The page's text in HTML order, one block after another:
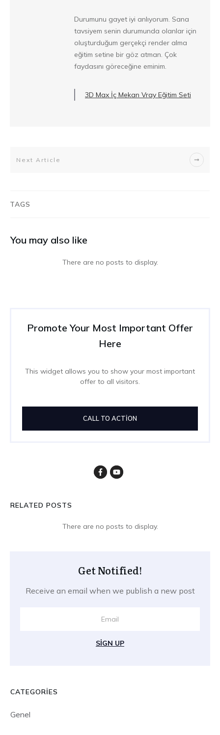
Durumunu gayet iyi anlıyorum. Sana
tavsiyem senin durumunda olanlar için
oluşturduğum gerçekçi render alma
eğitim setine bir göz atman. Çok
faydasını göreceğine eminim.
3D Max İç Mekan Vray Eğitim Seti
Next Article
TAGS
You may also like
Promote Your Most Important Offer
Here
This widget allows you to show your most important
offer to all visitors.
CALL TO ACTION
RELATED POSTS
Get Notified!
Receive an email when we publish a new post
SIGN UP
CATEGORIES
Genel